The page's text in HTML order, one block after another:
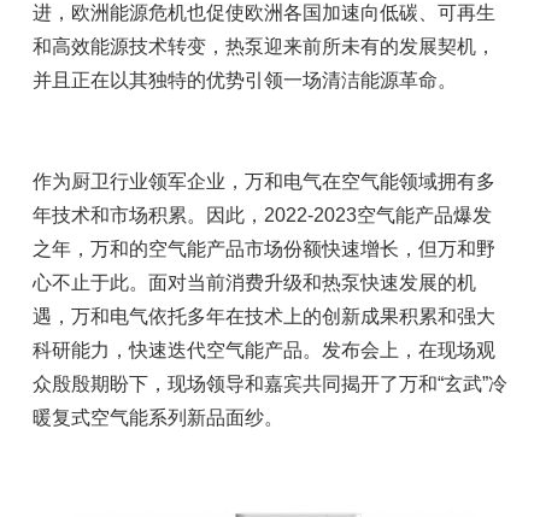
进，欧洲能源危机也促使欧洲各国加速向低碳、可再生
和高效能源技术转变，热泵迎来前所未有的发展契机，
并且正在以其独特的优势引领一场清洁能源革命。
作为厨卫行业领军企业，万和电气在空气能领域拥有多
年技术和市场积累。因此，2022-2023空气能产品爆发
之年，万和的空气能产品市场份额快速增长，但万和野
心不止于此。面对当前消费升级和热泵快速发展的机
遇，万和电气依托多年在技术上的创新成果积累和强大
科研能力，快速迭代空气能产品。发布会上，在现场观
众殷殷期盼下，现场领导和嘉宾共同揭开了万和“玄武”冷
暖复式空气能系列新品面纱。